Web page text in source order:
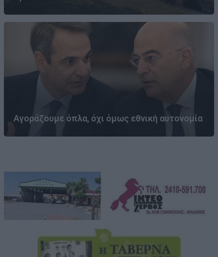
Αγοράζουμε όπλα, όχι όμως εθνική αυτονομία